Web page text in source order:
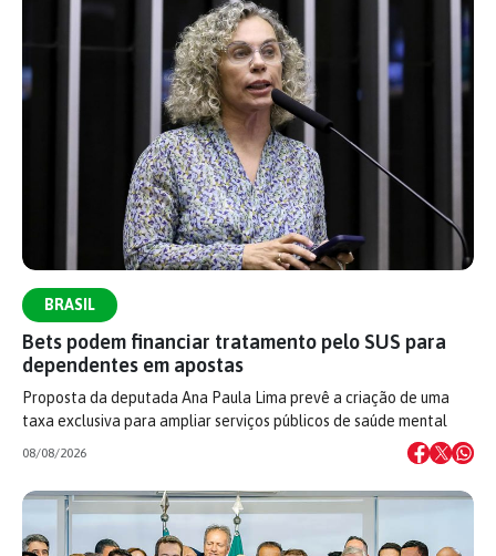
BRASIL
Bets podem financiar tratamento pelo SUS para
dependentes em apostas
Proposta da deputada Ana Paula Lima prevê a criação de uma
taxa exclusiva para ampliar serviços públicos de saúde mental
08/08/2026